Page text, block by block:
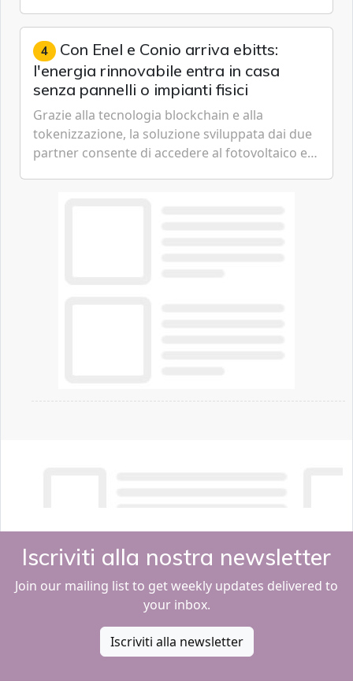
artificiale dell'azienda di Mark Zuckerberg.
4 Con Enel e Conio arriva ebitts:
l'energia rinnovabile entra in casa
senza pannelli o impianti fisici
Grazie alla tecnologia blockchain e alla
tokenizzazione, la soluzione sviluppata dai due
partner consente di accedere al fotovoltaico e
Iscriviti alla nostra newsletter
Join our mailing list to get weekly updates delivered to
your inbox.
Iscriviti alla newsletter